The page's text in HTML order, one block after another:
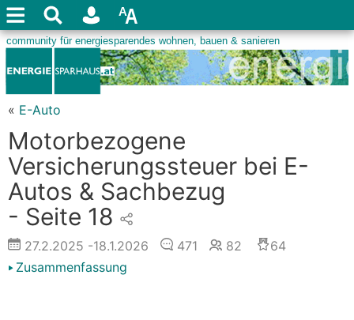
« E-Auto
Motorbezogene
Versicherungssteuer bei E-
Autos & Sachbezug
- Seite 18
27.2.2025 -18.1.2026 471 82
64
Zusammenfassung